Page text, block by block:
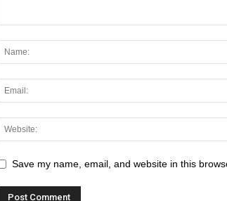
Save my name, email, and website in this